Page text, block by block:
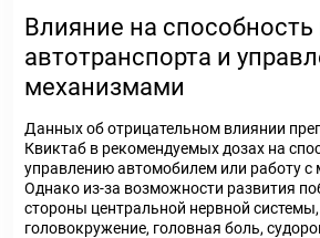
Влияние на
автотранспорта и
механизмами
Данных об отрицательном влиянии
Квиктаб в рекомендуемых дозах на
управлению автомобилем или работу с
Однако из-за возможности развития
стороны центральной нервной системы,
головокружение, головная боль,